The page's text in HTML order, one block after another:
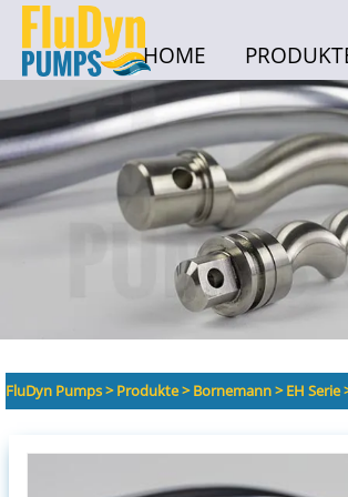
HOME
HOME
FluDyn Pumps>Produkte>Bornemann>EH Serie